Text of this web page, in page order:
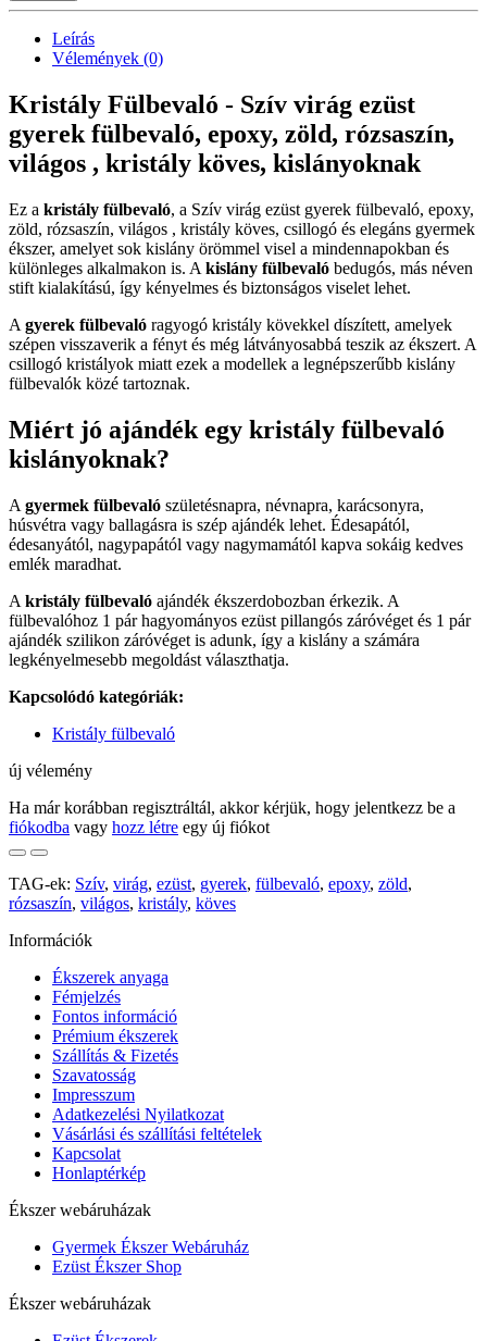
Leírás
Vélemények (0)
Kristály Fülbevaló - Szív virág ezüst
gyerek fülbevaló, epoxy, zöld, rózsaszín,
világos , kristály köves, kislányoknak
Ez a kristály fülbevaló, a Szív virág ezüst gyerek fülbevaló, epoxy,
zöld, rózsaszín, világos , kristály köves, csillogó és elegáns gyermek
ékszer, amelyet sok kislány örömmel visel a mindennapokban és
különleges alkalmakon is. A kislány fülbevaló bedugós, más néven
stift kialakítású, így kényelmes és biztonságos viselet lehet.
A gyerek fülbevaló ragyogó kristály kövekkel díszített, amelyek
szépen visszaverik a fényt és még látványosabbá teszik az ékszert. A
csillogó kristályok miatt ezek a modellek a legnépszerűbb kislány
fülbevalók közé tartoznak.
Miért jó ajándék egy kristály fülbevaló
kislányoknak?
A gyermek fülbevaló születésnapra, névnapra, karácsonyra,
húsvétra vagy ballagásra is szép ajándék lehet. Édesapától,
édesanyától, nagypapától vagy nagymamától kapva sokáig kedves
emlék maradhat.
A kristály fülbevaló ajándék ékszerdobozban érkezik. A
fülbevalóhoz 1 pár hagyományos ezüst pillangós záróvéget és 1 pár
ajándék szilikon záróvéget is adunk, így a kislány a számára
legkényelmesebb megoldást választhatja.
Kapcsolódó kategóriák:
Kristály fülbevaló
új vélemény
Ha már korábban regisztráltál, akkor kérjük, hogy jelentkezz be a
fiókodba vagy hozz létre egy új fiókot
TAG-ek: Szív, virág, ezüst, gyerek, fülbevaló, epoxy, zöld,
rózsaszín, világos, kristály, köves
Információk
Ékszerek anyaga
Fémjelzés
Fontos információ
Prémium ékszerek
Szállítás & Fizetés
Szavatosság
Impresszum
Adatkezelési Nyilatkozat
Vásárlási és szállítási feltételek
Kapcsolat
Honlaptérkép
Ékszer webáruházak
Gyermek Ékszer Webáruház
Ezüst Ékszer Shop
Ékszer webáruházak